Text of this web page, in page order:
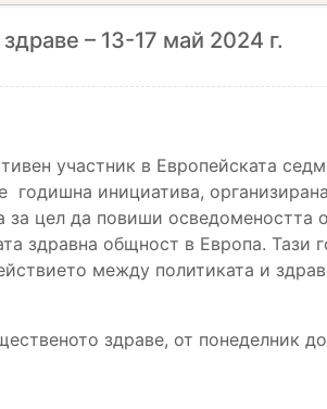
– 13-17 май 2024 г.
участник в Европейската
годишна инициатива,
цел да повиши осведомеността
здравна общност в Европа. Тази
между политиката и
здраве, от понеделник